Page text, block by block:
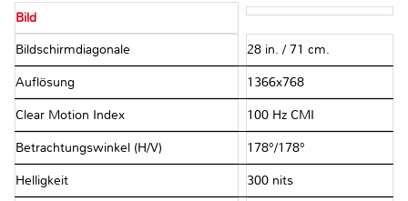
Bild
Bildschirmdiagonale 28 in. / 71 cm.
Auflösung 1366x768
Clear Motion Index 100 Hz CMI
Betrachtungswinkel (H/V) 178°/178°
Helligkeit 300 nits